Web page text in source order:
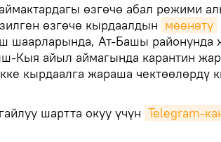
өзгөчө абал режими
өзгөчө кырдаалдын мөөнөтү
шаарларында, Ат-Башы районунда
Кыя айыл аймагында карантин
кырдаалга жараша чектөөлөрдү
шартта окуу үчүн Telegram-